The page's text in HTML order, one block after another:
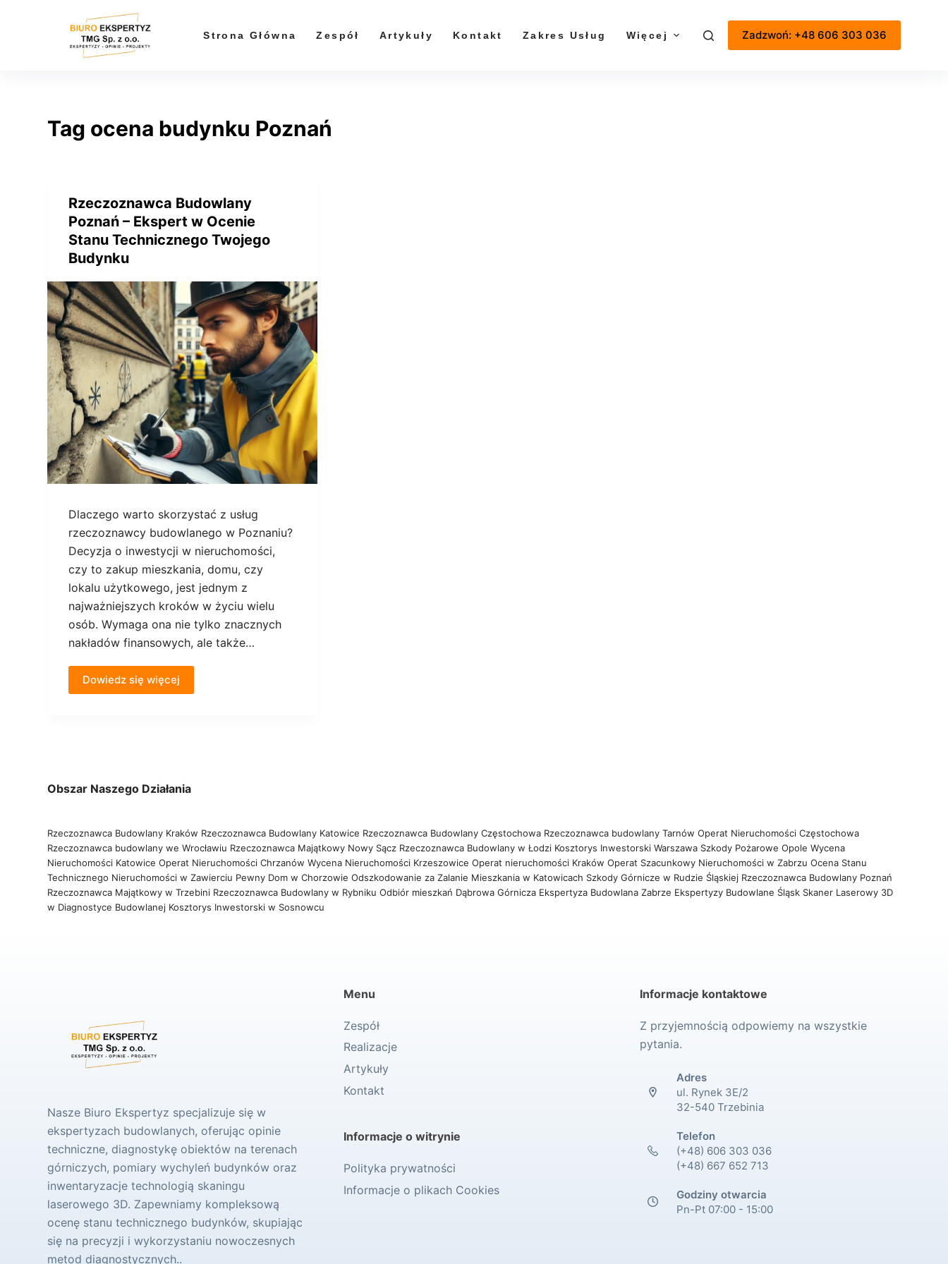
Strona Główna Zespół Artykuły Kontakt Zakres Usług Więcej Zadzwoń: +48 606 303 036
Tag ocena budynku Poznań
Rzeczoznawca Budowlany
Poznań – Ekspert w Ocenie
Stanu Technicznego Twojego
Budynku
Dlaczego warto skorzystać z usług
rzeczoznawcy budowlanego w Poznaniu?
Decyzja o inwestycji w nieruchomości,
czy to zakup mieszkania, domu, czy
lokalu użytkowego, jest jednym z
najważniejszych kroków w życiu wielu
osób. Wymaga ona nie tylko znacznych
nakładów finansowych, ale także…
Dowiedz się więcej
Obszar Naszego Działania
Rzeczoznawca Budowlany Kraków Rzeczoznawca Budowlany Katowice Rzeczoznawca Budowlany Częstochowa Rzeczoznawca budowlany Tarnów Operat Nieruchomości Częstochowa
Rzeczoznawca budowlany we Wrocławiu Rzeczoznawca Majątkowy Nowy Sącz Rzeczoznawca Budowlany w Łodzi Kosztorys Inwestorski Warszawa Szkody Pożarowe OpoleWycena
Nieruchomości Katowice Operat Nieruchomości Chrzanów Wycena Nieruchomości KrzeszowiceOperat nieruchomości Kraków Operat Szacunkowy Nieruchomości w ZabrzuOcena Stanu
Technicznego Nieruchomości w Zawierciu Pewny Dom w Chorzowie Odszkodowanie za Zalanie Mieszkania w Katowicach Szkody Górnicze w Rudzie Śląskiej Rzeczoznawca Budowlany Poznań
Rzeczoznawca Majątkowy w Trzebini Rzeczoznawca Budowlany w RybnikuOdbiór mieszkań Dąbrowa Górnicza Ekspertyza Budowlana Zabrze Ekspertyzy Budowlane Śląsk Skaner Laserowy 3D
w Diagnostyce Budowlanej Kosztorys Inwestorski w Sosnowcu
Nasze Biuro Ekspertyz specjalizuje się w
ekspertyzach budowlanych, oferując opinie
techniczne, diagnostykę obiektów na terenach
górniczych, pomiary wychyleń budynków oraz
inwentaryzacje technologią skaningu
laserowego 3D. Zapewniamy kompleksową
ocenę stanu technicznego budynków, skupiając
się na precyzji i wykorzystaniu nowoczesnych
metod diagnostycznych..
Menu
Zespół
Realizacje
Artykuły
Kontakt
Informacje o witrynie
Polityka prywatności
Informacje o plikach Cookies
Informacje kontaktowe
Z przyjemnością odpowiemy na wszystkie
pytania.
Adres
ul. Rynek 3E/2
32-540 Trzebinia
Telefon
(+48) 606 303 036
(+48) 667 652 713
Godziny otwarcia
Pn-Pt 07:00 - 15:00